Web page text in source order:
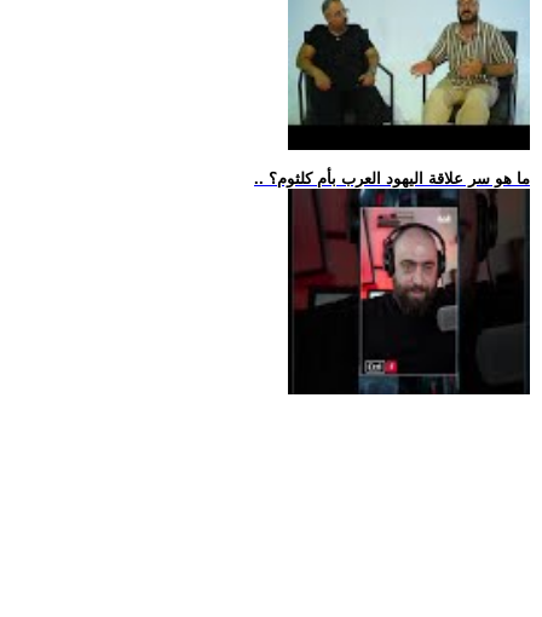
.. ما هو سر علاقة اليهود العرب بأم كلثوم؟